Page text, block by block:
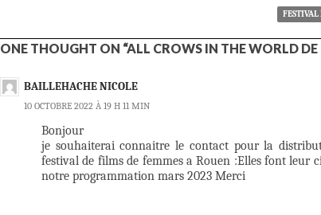
FESTIVAL
ONE THOUGHT ON “ALL CROWS IN THE WORLD DE
BAILLEHACHE NICOLE
10 OCTOBRE 2022 À 19 H 11 MIN
Bonjour
je souhaiterai connaitre le contact pour la
festival de films de femmes a Rouen :Elles font leur
notre programmation mars 2023 Merci